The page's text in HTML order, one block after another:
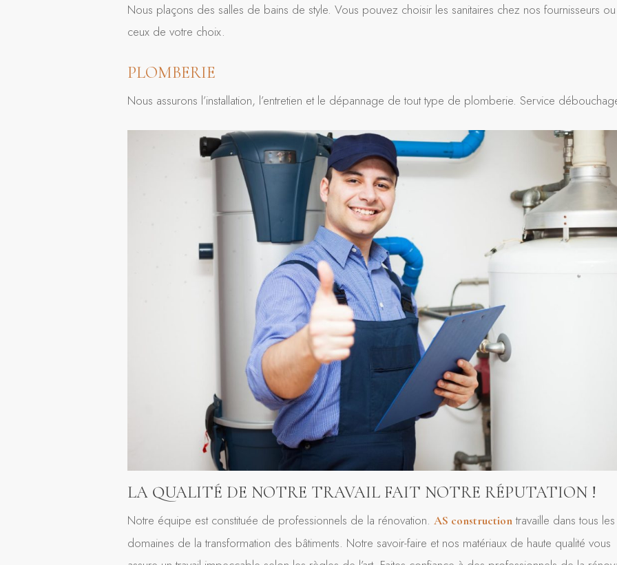
Nous plaçons des salles de bains de style. Vous pouvez choisir les sanitaires chez nos fournisseurs ou
ceux de votre choix.
PLOMBERIE
Nous assurons l’installation, l’entretien et le dépannage de tout type de plomberie. Service
LA QUALITÉ DE NOTRE TRAVAIL FAIT NOTRE RÉPUTATION !
Notre équipe est constituée de professionnels de la rénovation. AS constructiontravaille dans tous les
domaines de la transformation des bâtiments. Notre savoir-faire et nos matériaux de haute qualité vous